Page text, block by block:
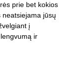
prie bet kokios
jūsų
į
ir